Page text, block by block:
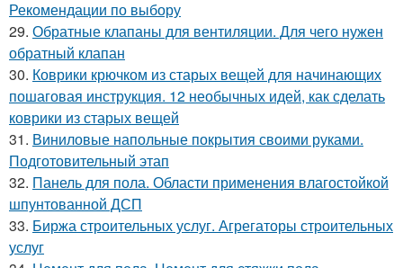
Рекомендации по выбору
29. Обратные клапаны для вентиляции. Для чего нужен
обратный клапан
30. Коврики крючком из старых вещей для начинающих
пошаговая инструкция. 12 необычных идей, как сделать
коврики из старых вещей
31. Виниловые напольные покрытия своими руками.
Подготовительный этап
32. Панель для пола. Области применения влагостойкой
шпунтованной ДСП
33. Биржа строительных услуг. Агрегаторы строительных
услуг